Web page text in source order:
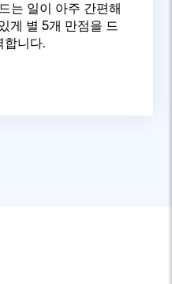
는 일이 아주 간편해
게 별 5개 만점을 드
합니다.